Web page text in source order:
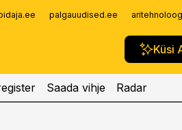
palgauudised.ee
Küsi
Saada vihje Radar